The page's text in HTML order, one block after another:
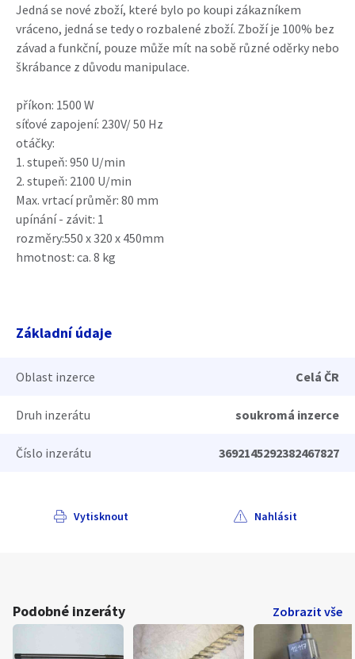
Jedná se nové zboží, které bylo po koupi zákazníkem
vráceno, jedná se tedy o rozbalené zboží. Zboží je 100% bez
závad a funkční, pouze může mít na sobě různé oděrky nebo
škrábance z důvodu manipulace.
příkon: 1500 W
síťové zapojení: 230V/ 50 Hz
otáčky:
1. stupeň: 950 U/min
2. stupeň: 2100 U/min
Max. vrtací průměr: 80 mm
upínání - závit: 1
rozměry:550 x 320 x 450mm
hmotnost: ca. 8 kg
Základní údaje
Oblast inzerce Celá ČR
Druh inzerátu soukromá inzerce
Číslo inzerátu 3692145292382467827
Vytisknout Nahlásit
Podobné inzeráty Zobrazit vše